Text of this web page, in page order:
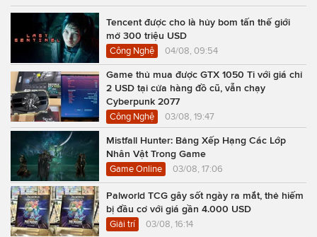
Tencent được cho là hủy bom tấn thế giới
mở 300 triệu USD
Công Nghệ 04/08, 09:54
Game thủ mua được GTX 1050 Ti với giá chỉ
2 USD tại cửa hàng đồ cũ, vẫn chạy
Cyberpunk 2077
Công Nghệ 03/08, 19:47
Mistfall Hunter: Bảng Xếp Hạng Các Lớp
Nhân Vật Trong Game
Game Online 03/08, 17:06
Palworld TCG gây sốt ngày ra mắt, thẻ hiếm
bị đầu cơ với giá gần 4.000 USD
Giải trí 03/08, 16:14